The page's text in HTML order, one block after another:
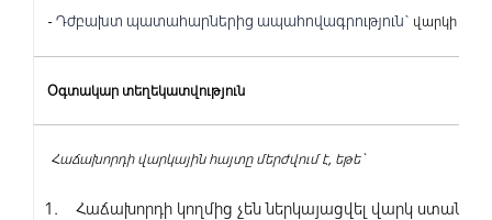
-Դժբախտ պատահարներից ապահովագրություն` վարկի
Օգտակար տեղեկատվություն
Հաճախորդի վարկային հայտը մերժվում է, եթե`
Հաճախորդի կողմից չեն ներկայացվել վարկ